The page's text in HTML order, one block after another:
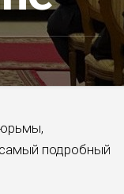
подробный